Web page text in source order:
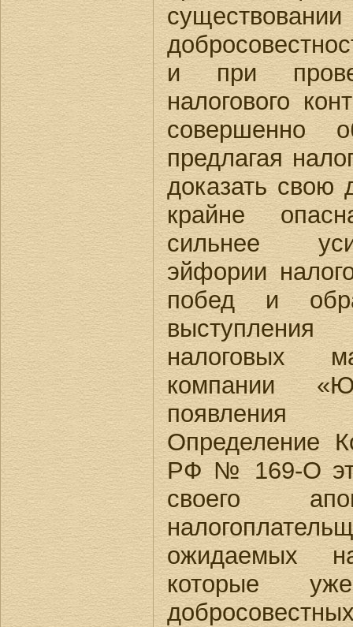
и при
налогового
совершенно
предлагая
доказать свою
крайне
сильнее
эйфории
побед и
налоговых
компании
Определение
РФ № 169-О
своего
ожидаемых
которые